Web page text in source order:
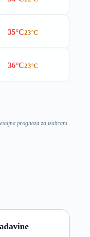
35°C23°C
36°C23°C
prognoza za izabrani